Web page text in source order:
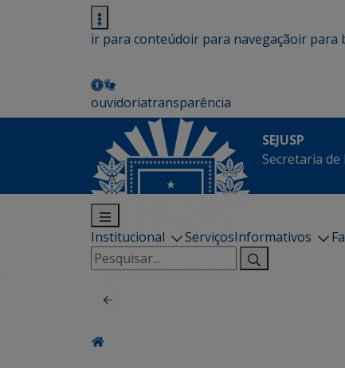
ir para conteúdoir para navegaçãoir para
ouvidoriatransparência
SEJUSP
Secretaria de
Institucional ServiçosInformativos
Pesquisar
por: